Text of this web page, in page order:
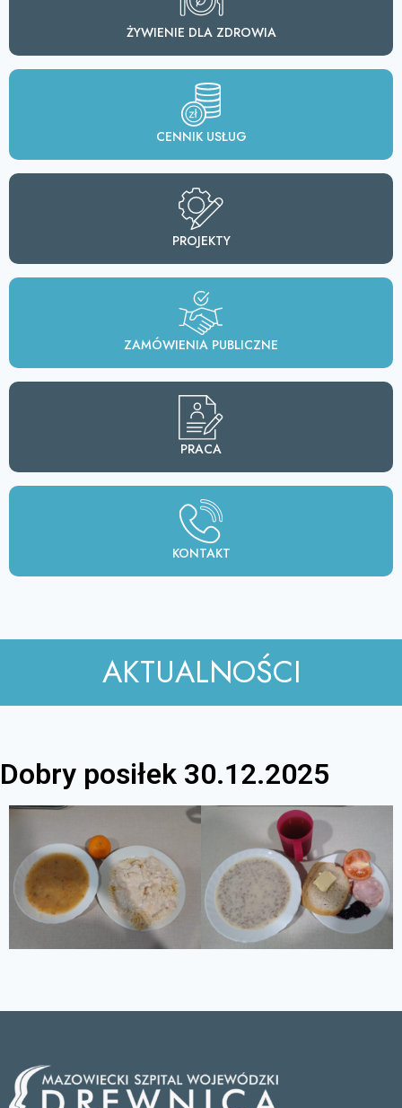
ŻYWIENIE DLA ZDROWIA
CENNIK USŁUG
PROJEKTY
ZAMÓWIENIA PUBLICZNE
PRACA
KONTAKT
AKTUALNOŚCI
Dobry posiłek 30.12.2025